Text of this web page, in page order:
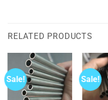
RELATED PRODUCTS
Sale! Sale!